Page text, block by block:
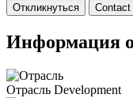
Откликнуться Contact
Информация о
Отрасль Development